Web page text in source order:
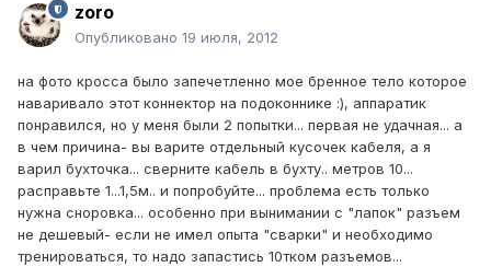
zoro
Опубликовано 19 июля, 2012
на фото кросса было запечетленно мое бренное тело которое
наваривало этот коннектор на подоконнике :), аппаратик
понравился, но у меня были 2 попытки... первая не удачная... а
в чем причина- вы варите отдельный кусочек кабеля, а я
варил бухточка... сверните кабель в бухту.. метров 10...
расправьте 1...1,5м.. и попробуйте... проблема есть только
нужна сноровка... особенно при вынимании с "лапок" разъем
не дешевый- если не имел опыта "сварки" и необходимо
тренироваться, то надо запастись 10тком разъемов...